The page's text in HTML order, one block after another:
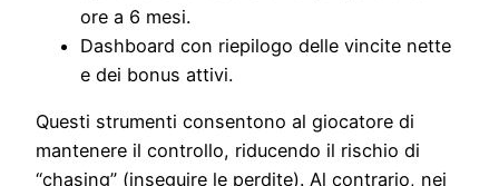
ore a 6 mesi.
Dashboard con riepilogo delle vincite nette
e dei bonus attivi.
Questi strumenti consentono al giocatore di
mantenere il controllo, riducendo il rischio di
“chasing” (inseguire le perdite). Al contrario, nei